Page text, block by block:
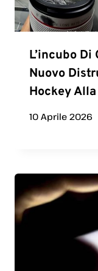
L’incubo
Nuovo
Hockey
10 Aprile 2026